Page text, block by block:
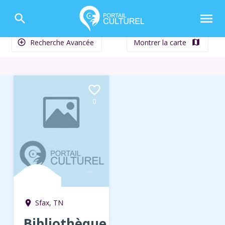
search menu
add_circle_outline Recherche Avancée Montrer la carte map
favorite_border
0
→
room Sfax, TN